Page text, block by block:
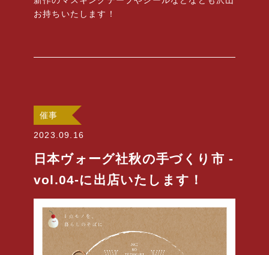
お持ちいたします！
催事
2023.09.16
日本ヴォーグ社秋の手づくり市 -
vol.04-に出店いたします！